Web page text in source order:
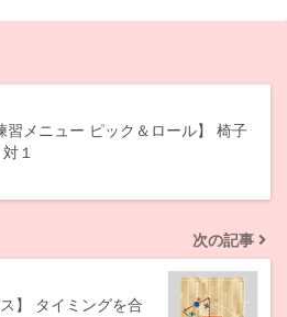
習メニュー ピック＆ロール】 椅子
１
次の記事
】 タイミングを合